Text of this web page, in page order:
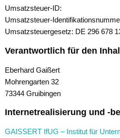
Umsatzsteuer-ID:
Umsatzsteuer-
Umsatzsteuergesetz: DE 296 678
Verantwortlich für den
Eberhard Gaißert
Mohrengarten 32
73344 Gruibingen
Internetrealisierung und -
GAISSERT IfUG – Institut für